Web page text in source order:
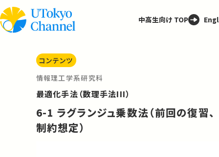
中高生向け TOP
コンテンツ
情報理工学系研究科
最適化手法（数理手法III）
6-1 ラグランジュ乗数法（前回の復習、
制約想定）